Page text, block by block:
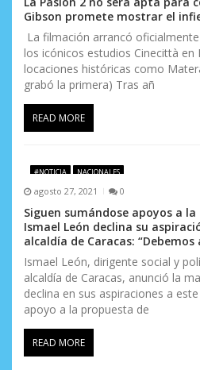
Gibson promete mostrar el
La filmación arrancó
los icónicos estudios Cinecittà en
locaciones históricas como
grabó la primera) Tras añ
READ MORE
#NOTICIA NACIONALES
agosto 27, 2021 0
Siguen sumándose apoyos a
Ismael León declina su
alcaldía de Caracas:
Ismael León, dirigente social y
alcaldía de Caracas, anunció la
declina en sus aspiraciones a
apoyo a la propuesta de
READ MORE